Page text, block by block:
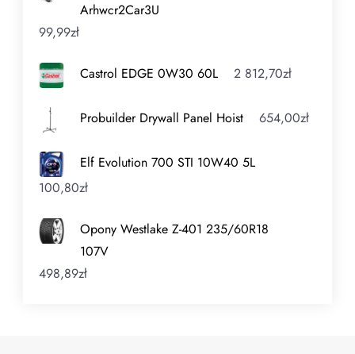
Arhwcr2Car3U
99,99zł
Castrol EDGE 0W30 60L 2 812,70zł
Probuilder Drywall Panel Hoist 654,00zł
Elf Evolution 700 STI 10W40 5L
100,80zł
Opony Westlake Z-401 235/60R18
107V
498,89zł